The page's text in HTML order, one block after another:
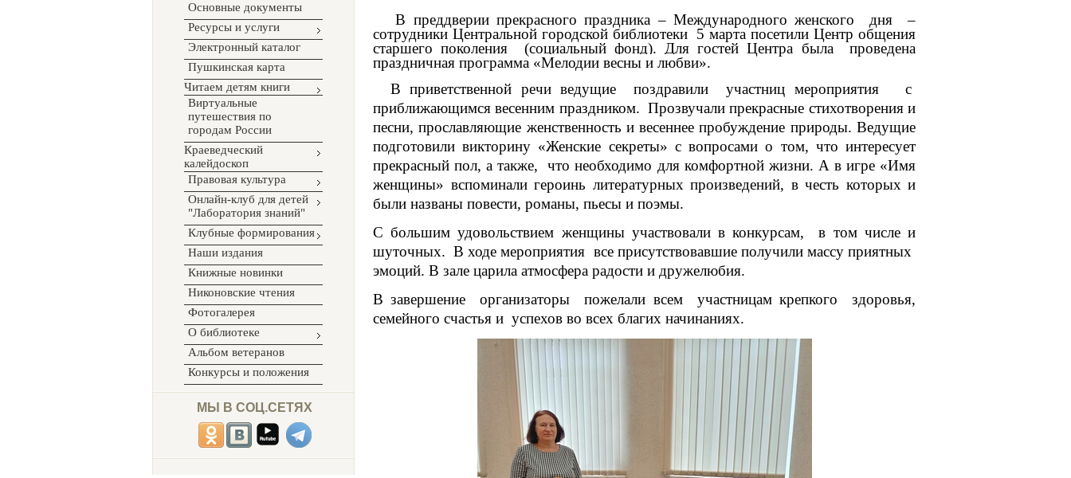
Основные документы
Ресурсы и услуги
Электронный каталог
Пушкинская карта
Читаем детям книги
Виртуальные
путешествия по
городам России
Краеведческий
калейдоскоп
Правовая культура
Онлайн-клуб для детей
"Лаборатория знаний"
Клубные формирования
Наши издания
Книжные новинки
Никоновские чтения
Фотогалерея
О библиотеке
Альбом ветеранов
Конкурсы и положения
МЫ В СОЦ.СЕТЯХ
В преддверии прекрасного праздника – Международного женского дня –
сотрудники Центральной городской библиотеки 5 марта посетили Центр общения
старшего поколения (социальный фонд). Для гостей Центра была проведена
праздничная программа «Мелодии весны и любви».
В приветственной речи ведущие поздравили участниц мероприятия с
приближающимся весенним праздником. Прозвучали прекрасные стихотворения и
песни, прославляющие женственность и весеннее пробуждение природы. Ведущие
подготовили викторину «Женские секреты» с вопросами о том, что интересует
прекрасный пол, а также, что необходимо для комфортной жизни. А в игре «Имя
женщины» вспоминали героинь литературных произведений, в честь которых и
были названы повести, романы, пьесы и поэмы.
С большим удовольствием женщины участвовали в конкурсам, в том числе и
шуточных. В ходе мероприятия все присутствовавшие получили массу приятных
эмоций. В зале царила атмосфера радости и дружелюбия.
В завершение организаторы пожелали всем участницам крепкого здоровья,
семейного счастья и успехов во всех благих начинаниях.